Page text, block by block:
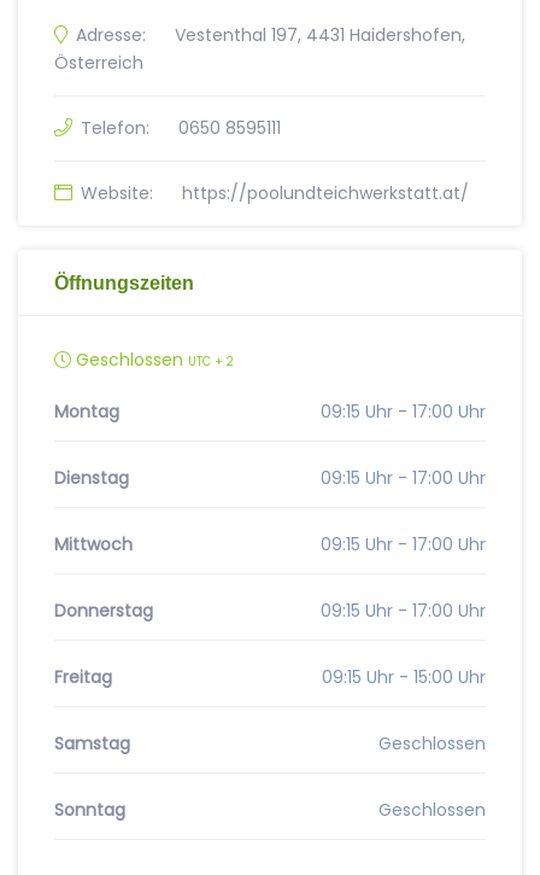
Adresse:
Vestenthal 197, 4431 Haidershofen,
Österreich
Telefon: 0650 8595111
Website: https://poolundteichwerkstatt.at/
Öffnungszeiten
Geschlossen UTC + 2
Montag 09:15 Uhr - 17:00 Uhr
Dienstag 09:15 Uhr - 17:00 Uhr
Mittwoch 09:15 Uhr - 17:00 Uhr
Donnerstag 09:15 Uhr - 17:00 Uhr
Freitag 09:15 Uhr - 15:00 Uhr
Samstag Geschlossen
Sonntag Geschlossen